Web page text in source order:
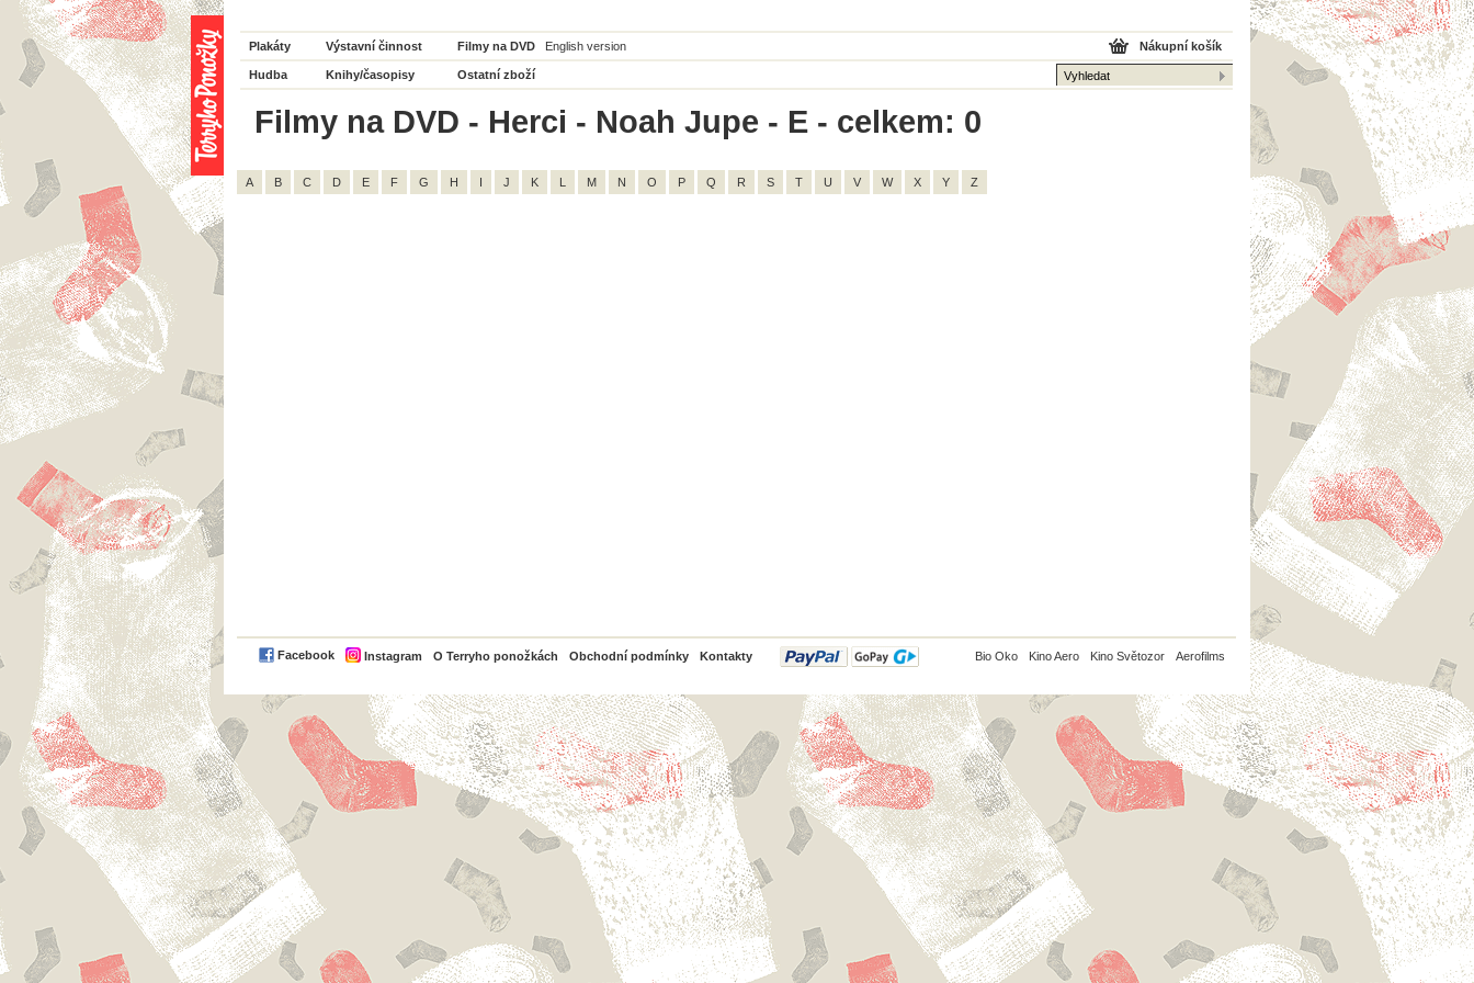
Plakáty Výstavní činnost Filmy na DVD English version
Hudba Knihy/časopisy Ostatní zboží
Nákupní košík
Filmy na DVD - Herci - Noah Jupe - E - celkem: 0
A B C D E F G H I J K L M N O P Q R S T U V W X Y Z
Facebook Instagram O Terryho ponožkách Obchodní podmínky Kontakty
PayPal Bio Oko Kino Aero Kino Světozor Aerofilms